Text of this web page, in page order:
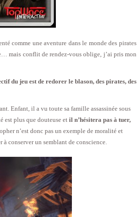
comme une aventure dans le monde des pirates
mais conflit de rendez-vous oblige, j’ai pris mon
du jeu est de redorer le blason, des pirates, des
Enfant, il a vu toute sa famille assassinée sous
est plus que douteuse et il n’hésitera pas à tuer,
n’est donc pas un exemple de moralité et
conserver un semblant de conscience.